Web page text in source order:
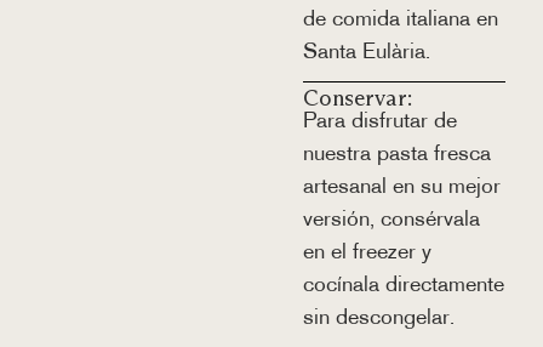
de comida italiana en
Santa Eulària.
Conservar:
Para disfrutar de
nuestra pasta fresca
artesanal en su mejor
versión, consérvala
en el freezer y
cocínala directamente
sin descongelar.